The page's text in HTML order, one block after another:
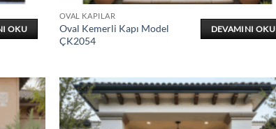
OKU
OVAL KAPILAR
Oval Kemerli Kapı Model
ÇK2054
DEVAMINI OKU